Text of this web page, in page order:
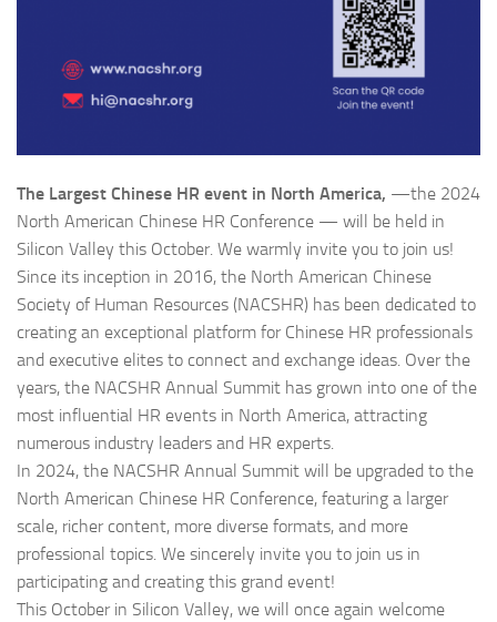
The Largest Chinese HR event in North America, —the 2024
North American Chinese HR Conference — will be held in
Silicon Valley this October. We warmly invite you to join us!
Since its inception in 2016, the North American Chinese
Society of Human Resources (NACSHR) has been dedicated to
creating an exceptional platform for Chinese HR professionals
and executive elites to connect and exchange ideas. Over the
years, the NACSHR Annual Summit has grown into one of the
most influential HR events in North America, attracting
numerous industry leaders and HR experts.
In 2024, the NACSHR Annual Summit will be upgraded to the
North American Chinese HR Conference, featuring a larger
scale, richer content, more diverse formats, and more
professional topics. We sincerely invite you to join us in
participating and creating this grand event!
This October in Silicon Valley, we will once again welcome